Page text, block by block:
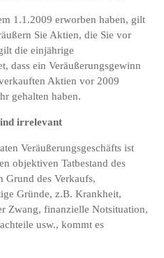
1.1.2009 erworben haben, gilt
Sie Aktien, die Sie vor
die einjährige
dass ein Veräußerungsgewinn
Aktien vor 2009
gehalten haben.
irrelevant
Veräußerungsgeschäfts ist
objektiven Tatbestand des
Grund des Verkaufs,
Gründe, z.B. Krankheit,
Zwang, finanzielle Notsituation,
usw., kommt es